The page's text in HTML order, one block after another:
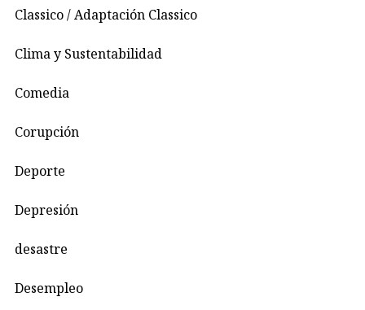
Classico / Adaptación Classico
Clima y Sustentabilidad
Comedia
Corupción
Deporte
Depresión
desastre
Desempleo